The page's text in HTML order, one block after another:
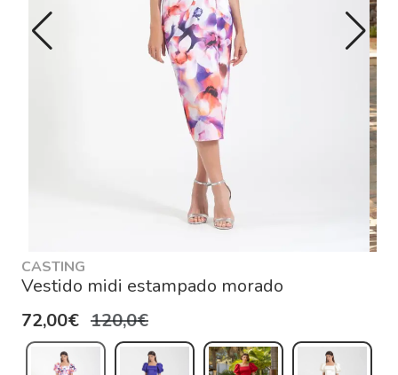
CASTING
Vestido midi estampado morado
72,00€ 120,0€